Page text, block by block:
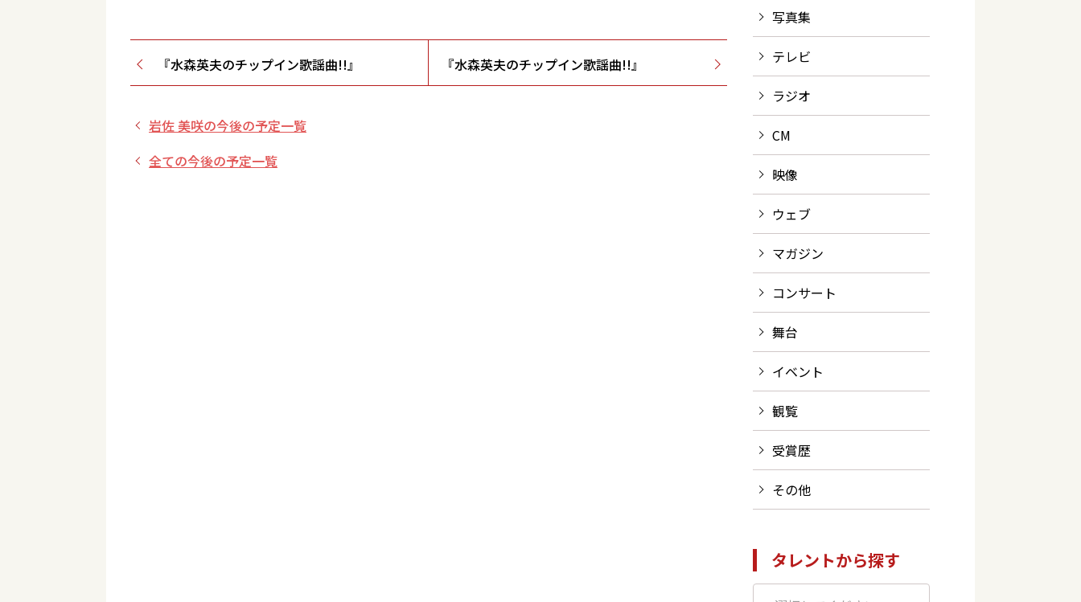
『水森英夫のチップイン歌謡曲!!』 『水森英夫のチップイン歌謡曲!!』
岩佐 美咲の今後の予定一覧
全ての今後の予定一覧
写真集
テレビ
ラジオ
CM
映像
ウェブ
マガジン
コンサート
舞台
イベント
観覧
受賞歴
その他
タレントから探す